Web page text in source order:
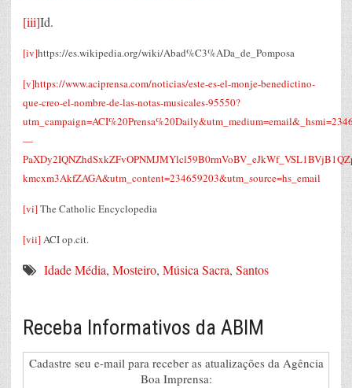
[iii]Id.
[iv]https://es.wikipedia.org/wiki/Abad%C3%ADa_de_Pomposa
[v]https://www.aciprensa.com/noticias/este-es-el-monje-benedictino-
que-creo-el-nombre-de-las-notas-musicales-95550?
—
kmcxm3AkfZAGA&utm_content=234659203&utm_source=hs_email
[vi]The Catholic Encyclopedia
[vii]ACI op.cit.
Idade Média, Mosteiro, Música Sacra, Santos
Receba Informativos da ABIM
Cadastre seu e-mail para receber as atualizações da Agência
Boa Imprensa: